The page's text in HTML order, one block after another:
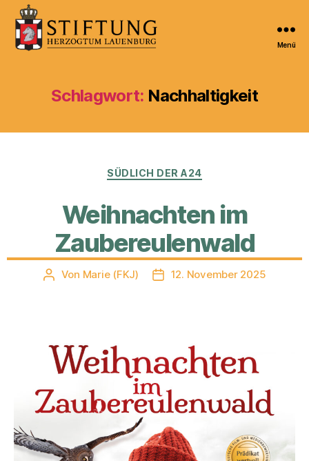
Stiftung
Herzogtum
Menü
Schlagwort: Nachhaltigkeit
Kategorien
SÜDLICH DER A24
Weihnachten im
Zaubereulenwald
Beitragsautor
Von Marie (FKJ) Veröffentlichungsdatum
12. November 2025